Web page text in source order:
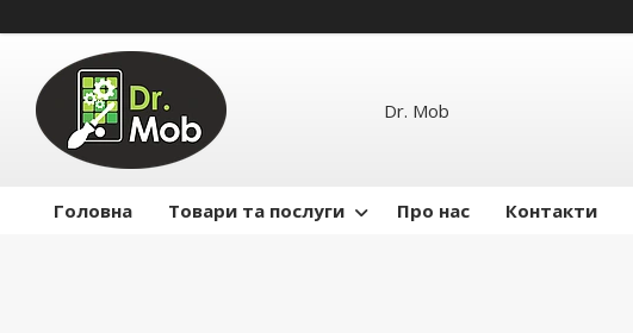
Dr. Mob
Головна Товари та послуги Про нас Контакти